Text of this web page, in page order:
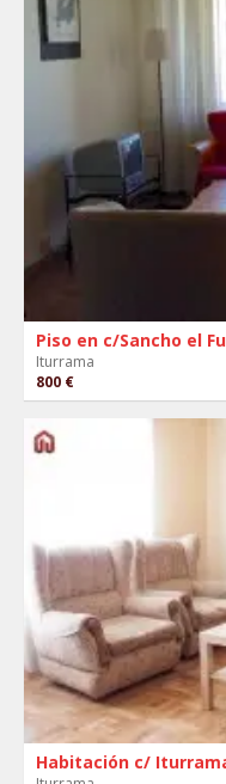
Piso en c/Sancho el
Iturrama
800 €
Habitación c/